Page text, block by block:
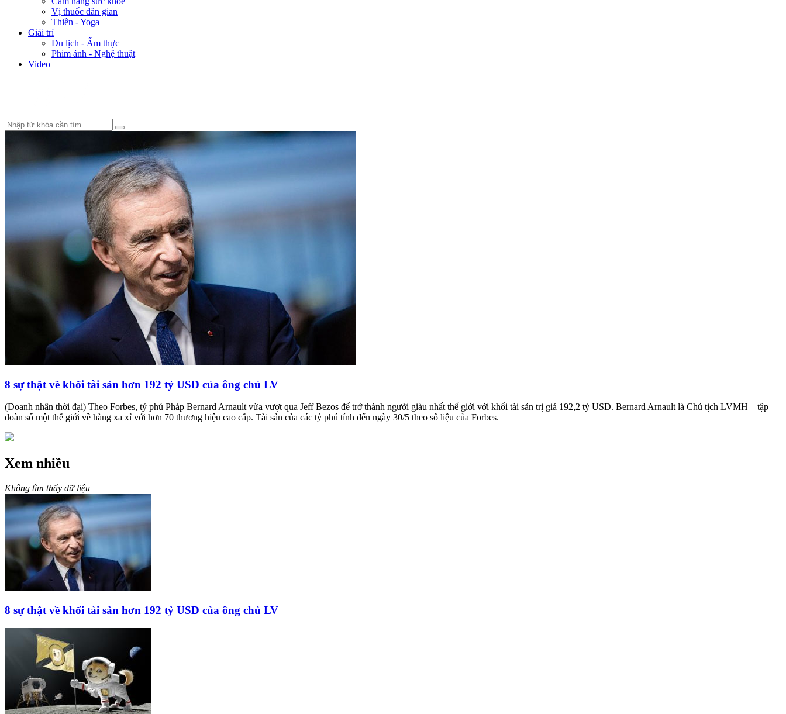
Vị thuốc dân gian
Thiền - Yoga
Giải trí
Du lịch - Ẩm thực
Phim ảnh - Nghệ thuật
Video
8 sự thật về khối tài sản hơn 192 tỷ USD của ông chủ LV
(Doanh nhân thời đại) Theo Forbes, tỷ phú Pháp Bernard Arnault vừa vượt qua Jeff Bezos để trở thành người giàu nhất thế giới với khối tài sản trị giá 192,2 tỷ USD. Bernard Arnault là Chủ tịch LVMH – tập
đoàn số một thế giới về hàng xa xỉ với hơn 70 thương hiệu cao cấp. Tài sản của các tỷ phú tính đến ngày 30/5 theo số liệu của Forbes.
Xem nhiều
Không tìm thấy dữ liệu
8 sự thật về khối tài sản hơn 192 tỷ USD của ông chủ LV